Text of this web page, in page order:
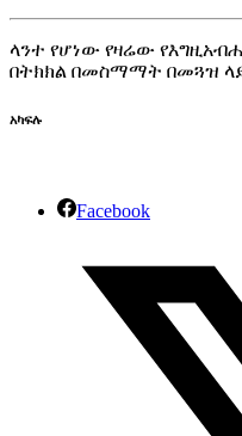
ላንተ የሆነው የዛሬው
በትክክል በመስማማት በመጓዝ
አካፍሉ
Facebook